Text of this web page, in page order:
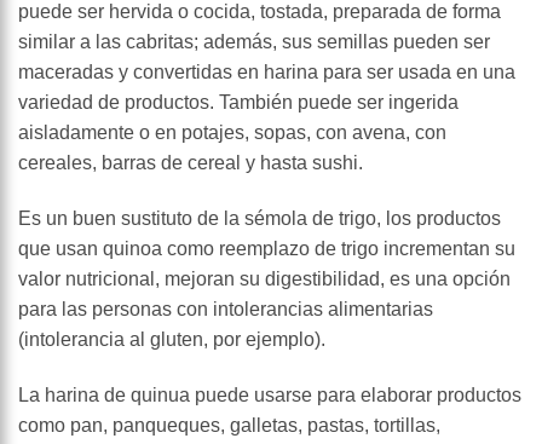
puede ser hervida o cocida, tostada, preparada de forma
similar a las cabritas; además, sus semillas pueden ser
maceradas y convertidas en harina para ser usada en una
variedad de productos. También puede ser ingerida
aisladamente o en potajes, sopas, con avena, con
cereales, barras de cereal y hasta sushi.
Es un buen sustituto de la sémola de trigo, los productos
que usan quinoa como reemplazo de trigo incrementan su
valor nutricional, mejoran su digestibilidad, es una opción
para las personas con intolerancias alimentarias
(intolerancia al gluten, por ejemplo).
La harina de quinua puede usarse para elaborar productos
como pan, panqueques, galletas, pastas, tortillas,